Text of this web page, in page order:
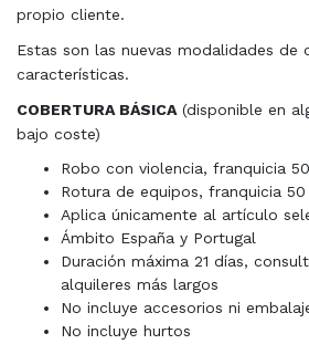
propio cliente.
Estas son las nuevas modalidades de
características.
COBERTURA BÁSICA (disponible en
bajo coste)
Robo con violencia, franquicia
Rotura de equipos, franquicia 50
Aplica únicamente al artículo
Ámbito España y Portugal
Duración máxima 21 días,
alquileres más largos
No incluye accesorios ni
No incluye hurtos